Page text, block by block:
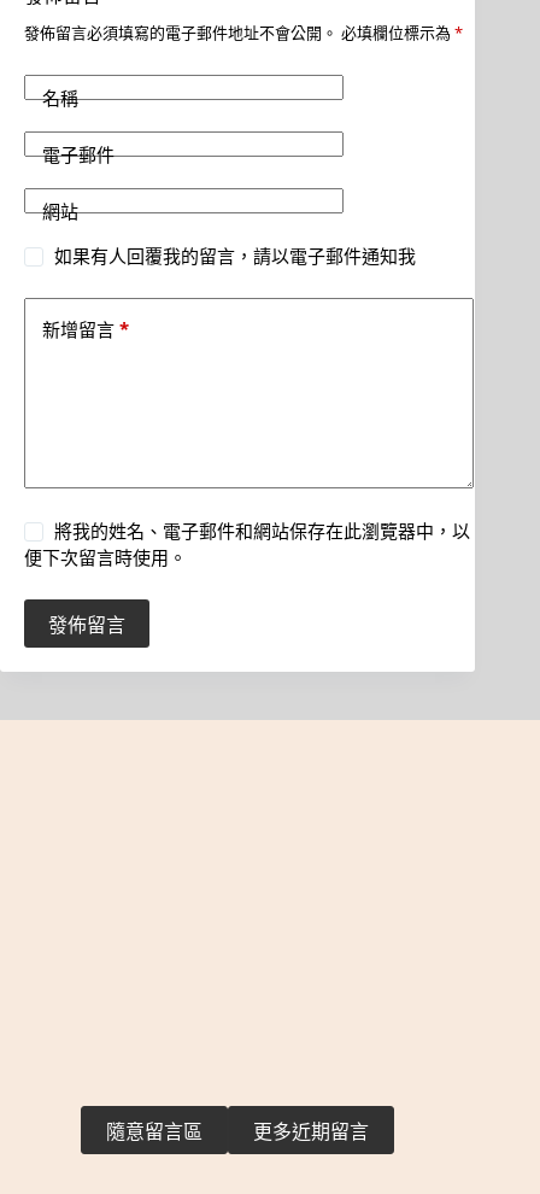
發佈留言必須填寫的電子郵件地址不會公開。 必填欄位標示為 *
名稱
電子郵件
網站
如果有人回覆我的留言，請以電子郵件通知我
新增留言 *
將我的姓名、電子郵件和網站保存在此瀏覽器中，以
便下次留言時使用。
發佈留言
隨意留言區 更多近期留言